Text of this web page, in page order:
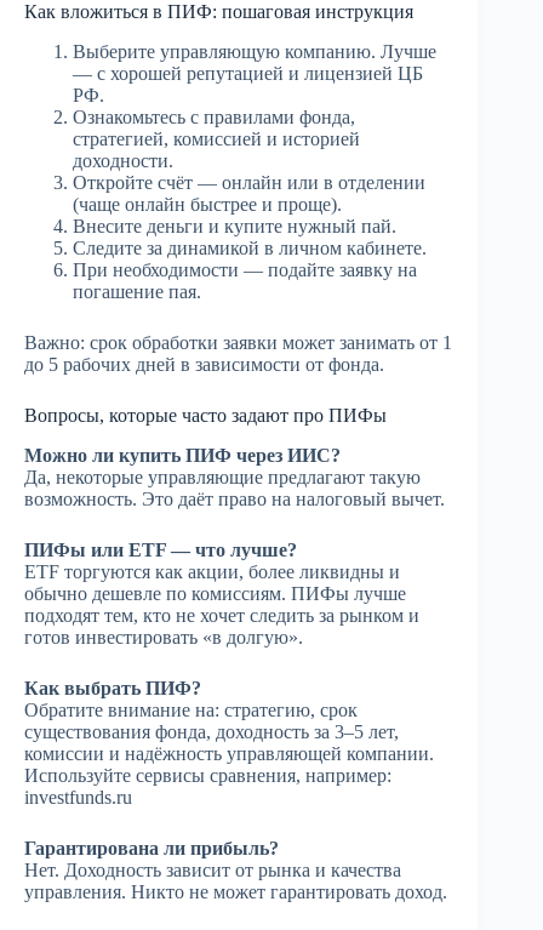
Как вложиться в ПИФ: пошаговая инструкция
Выберите управляющую компанию. Лучше
— с хорошей репутацией и лицензией ЦБ
РФ.
Ознакомьтесь с правилами фонда,
стратегией, комиссией и историей
доходности.
Откройте счёт — онлайн или в отделении
(чаще онлайн быстрее и проще).
Внесите деньги и купите нужный пай.
Следите за динамикой в личном кабинете.
При необходимости — подайте заявку на
погашение пая.
Важно: срок обработки заявки может занимать от 1
до 5 рабочих дней в зависимости от фонда.
Вопросы, которые часто задают про ПИФы
Можно ли купить ПИФ через ИИС?
Да, некоторые управляющие предлагают такую
возможность. Это даёт право на налоговый вычет.
ПИФы или ETF — что лучше?
ETF торгуются как акции, более ликвидны и
обычно дешевле по комиссиям. ПИФы лучше
подходят тем, кто не хочет следить за рынком и
готов инвестировать «в долгую».
Как выбрать ПИФ?
Обратите внимание на: стратегию, срок
существования фонда, доходность за 3–5 лет,
комиссии и надёжность управляющей компании.
Используйте сервисы сравнения, например:
investfunds.ru
Гарантирована ли прибыль?
Нет. Доходность зависит от рынка и качества
управления. Никто не может гарантировать доход.